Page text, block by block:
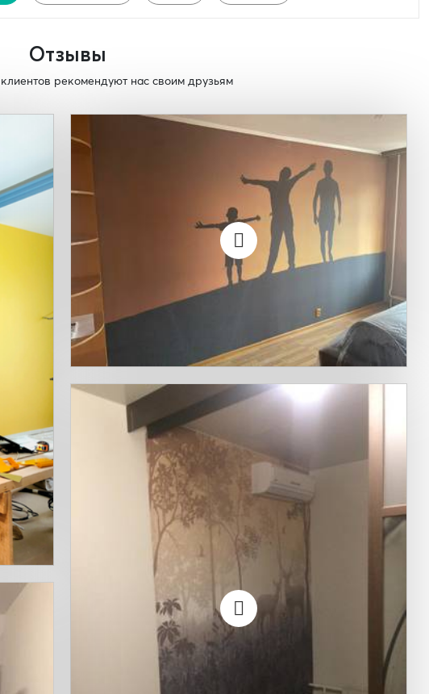
Отзывы
рекомендуют нас своим друзьям